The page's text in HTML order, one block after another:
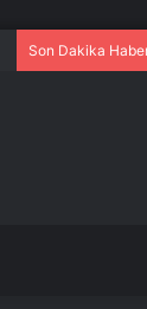
Son Dakika